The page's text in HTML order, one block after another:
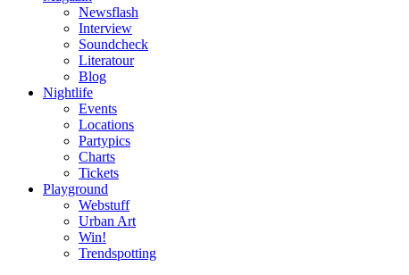
Newsflash
Interview
Soundcheck
Literatour
Blog
Nightlife
Events
Locations
Partypics
Charts
Tickets
Playground
Webstuff
Urban Art
Win!
Trendspotting